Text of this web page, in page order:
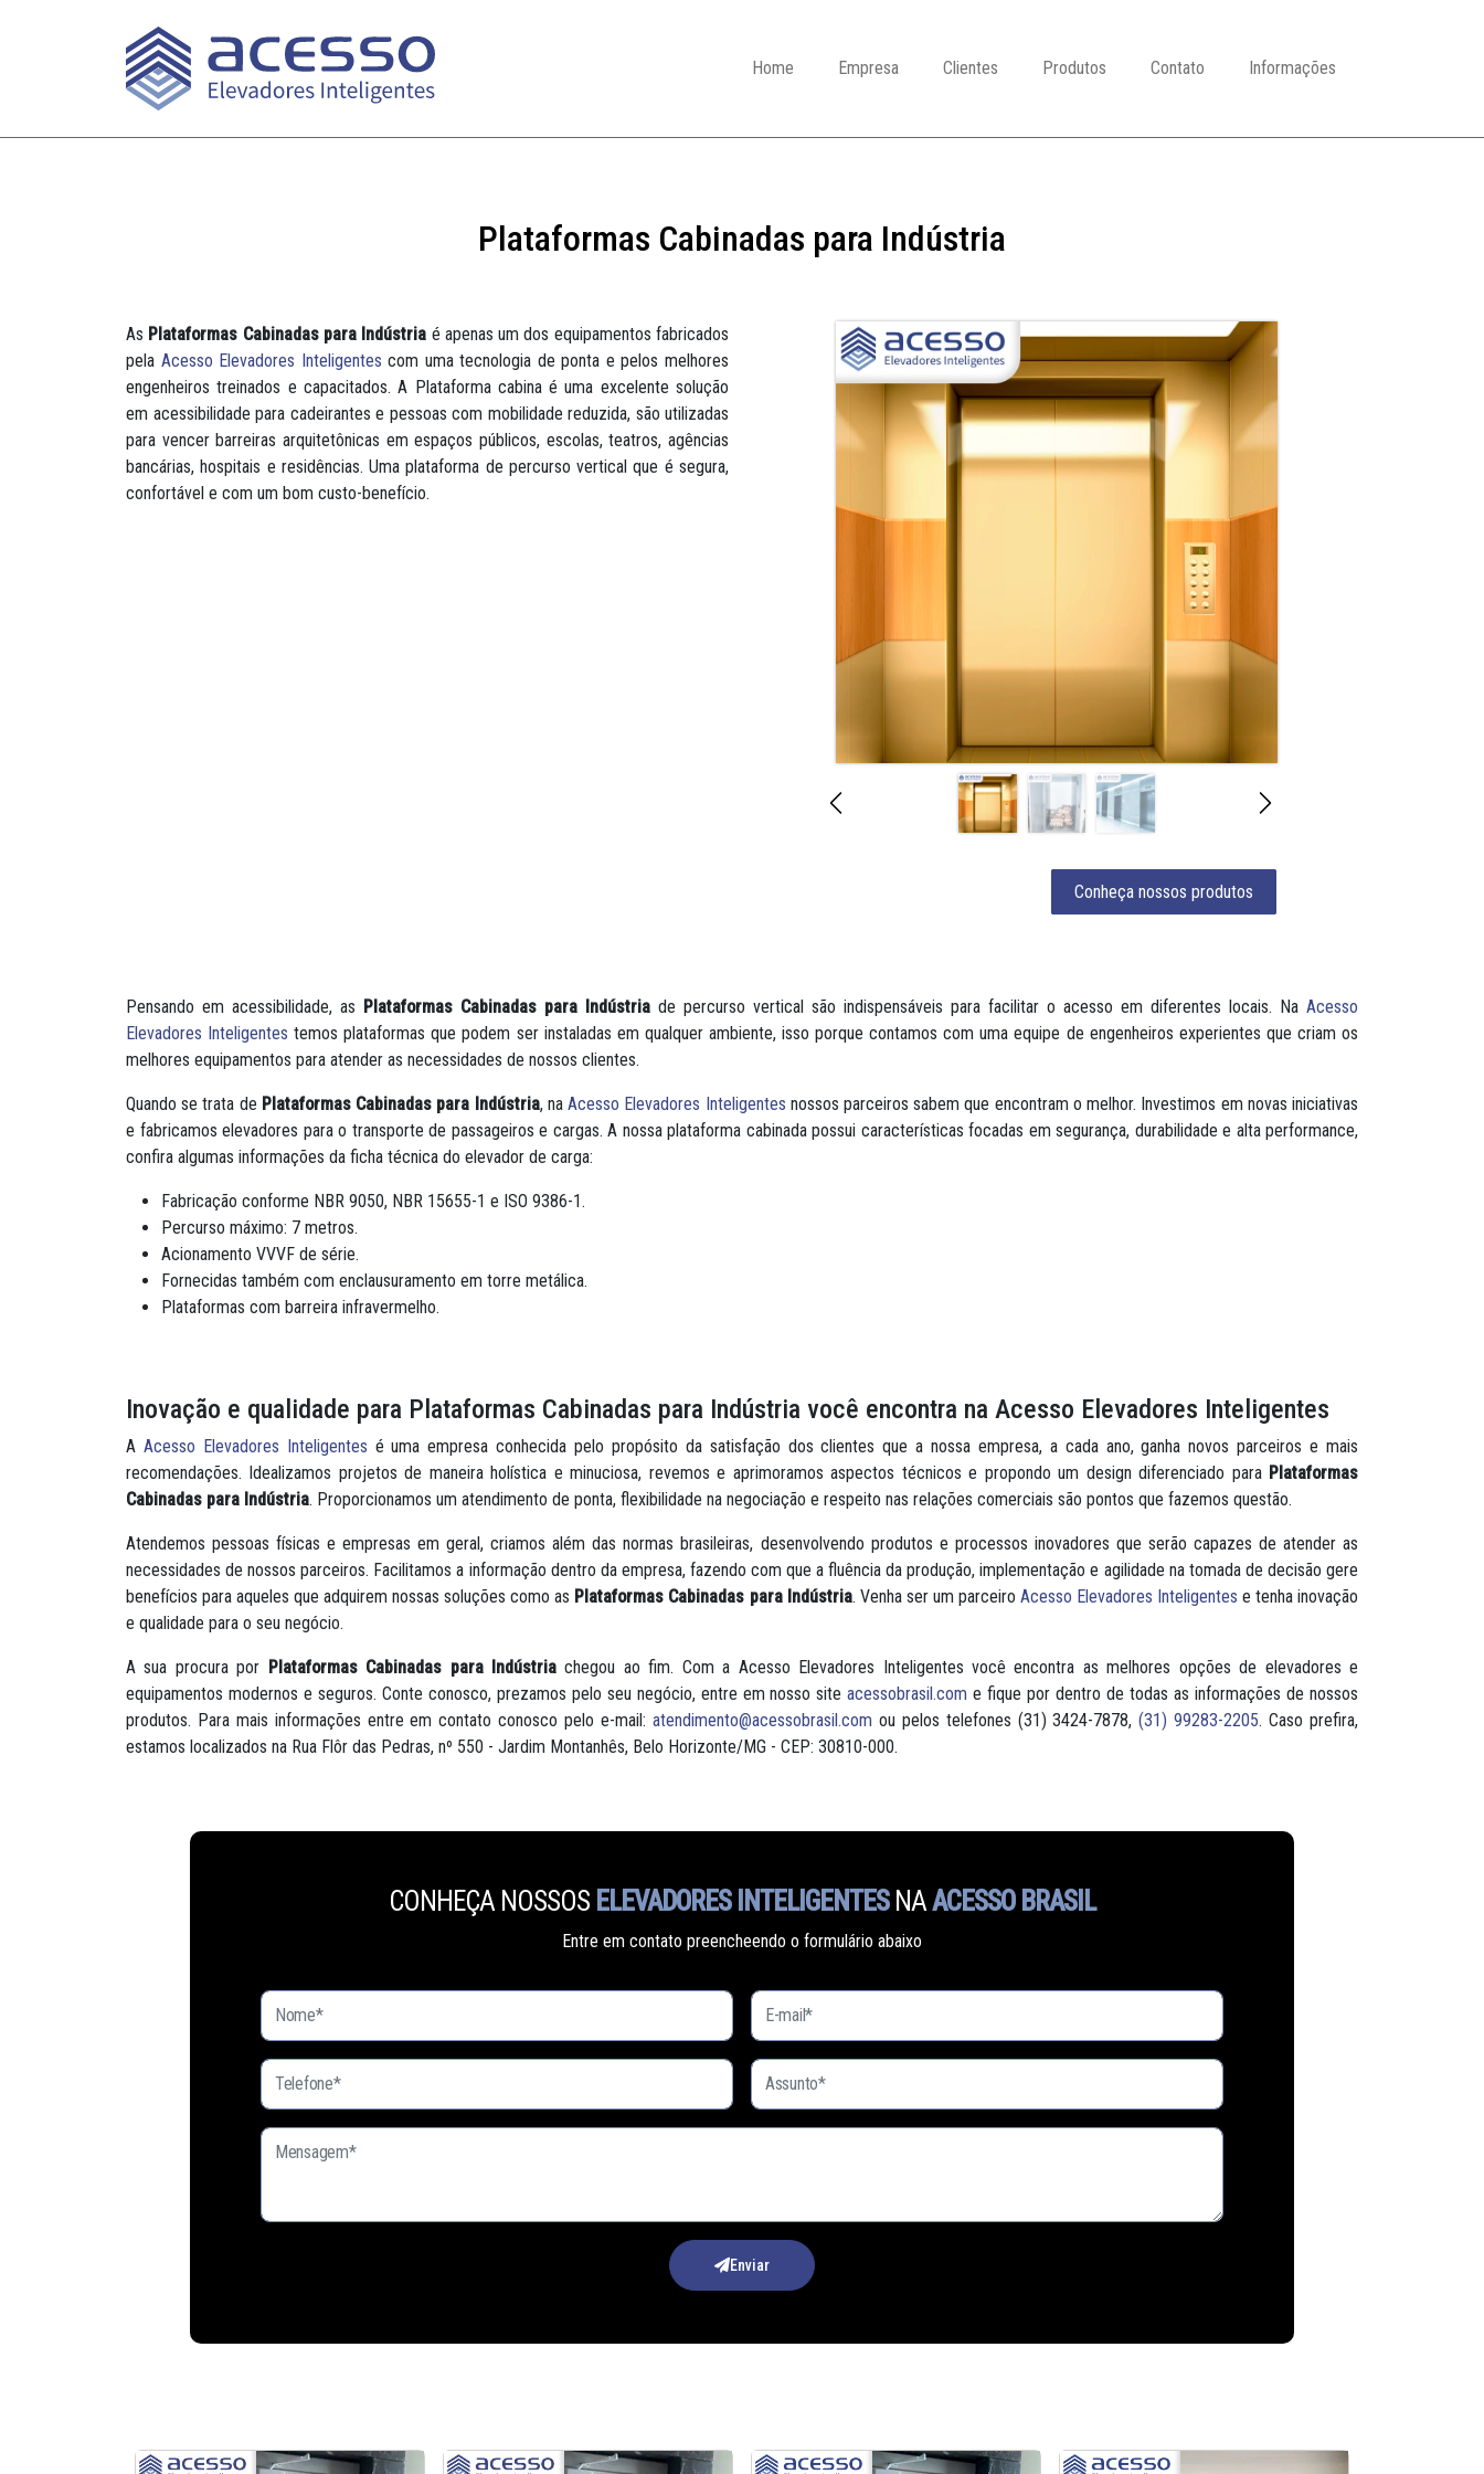
Home Empresa Clientes Produtos Contato Informações
Plataformas Cabinadas para Indústria
As Plataformas Cabinadas para Indústria é apenas um dos equipamentos fabricados
pela Acesso Elevadores Inteligentes com uma tecnologia de ponta e pelos melhores
engenheiros treinados e capacitados. A Plataforma cabina é uma excelente solução
em acessibilidade para cadeirantes e pessoas com mobilidade reduzida, são utilizadas
para vencer barreiras arquitetônicas em espaços públicos, escolas, teatros, agências
bancárias, hospitais e residências. Uma plataforma de percurso vertical que é segura,
confortável e com um bom custo-benefício.
Conheça nossos produtos
Pensando em acessibilidade, as Plataformas Cabinadas para Indústria de percurso vertical são indispensáveis para facilitar o acesso em diferentes locais. Na Acesso
Elevadores Inteligentes temos plataformas que podem ser instaladas em qualquer ambiente, isso porque contamos com uma equipe de engenheiros experientes que criam os
melhores equipamentos para atender as necessidades de nossos clientes.
Quando se trata de Plataformas Cabinadas para Indústria, naAcesso Elevadores Inteligentes nossos parceiros sabem que encontram o melhor. Investimos em novas iniciativas
e fabricamos elevadores para o transporte de passageiros e cargas. A nossa plataforma cabinada possui características focadas em segurança, durabilidade e alta performance,
confira algumas informações da ficha técnica do elevador de carga:
Fabricação conforme NBR 9050, NBR 15655-1 e ISO 9386-1.
Percurso máximo: 7 metros.
Acionamento VVVF de série.
Fornecidas também com enclausuramento em torre metálica.
Plataformas com barreira infravermelho.
Inovação e qualidade para Plataformas Cabinadas para Indústria você encontra na Acesso Elevadores Inteligentes
A Acesso Elevadores Inteligentes é uma empresa conhecida pelo propósito da satisfação dos clientes que a nossa empresa, a cada ano, ganha novos parceiros e mais
recomendações. Idealizamos projetos de maneira holística e minuciosa, revemos e aprimoramos aspectos técnicos e propondo um design diferenciado para Plataformas
Cabinadas para Indústria. Proporcionamos um atendimento de ponta, flexibilidade na negociação e respeito nas relações comerciais são pontos que fazemos questão.
Atendemos pessoas físicas e empresas em geral, criamos além das normas brasileiras, desenvolvendo produtos e processos inovadores que serão capazes de atender as
necessidades de nossos parceiros. Facilitamos a informação dentro da empresa, fazendo com que a fluência da produção, implementação e agilidade na tomada de decisão gere
benefícios para aqueles que adquirem nossas soluções como as Plataformas Cabinadas para Indústria. Venha ser um parceiro Acesso Elevadores Inteligentes e tenha inovação
e qualidade para o seu negócio.
A sua procura por Plataformas Cabinadas para Indústria chegou ao fim. Com a Acesso Elevadores Inteligentes você encontra as melhores opções de elevadores e
equipamentos modernos e seguros. Conte conosco, prezamos pelo seu negócio, entre em nosso siteacessobrasil.com e fique por dentro de todas as informações de nossos
produtos. Para mais informações entre em contato conosco pelo e-mail: atendimento@acessobrasil.com ou pelos telefones (31) 3424-7878,(31) 99283-2205. Caso prefira,
estamos localizados na Rua Flôr das Pedras, nº 550 - Jardim Montanhês, Belo Horizonte/MG - CEP: 30810-000.
CONHEÇA NOSSOS ELEVADORES INTELIGENTESNAACESSO BRASIL
Entre em contato preencheendo o formulário abaixo
Enviar